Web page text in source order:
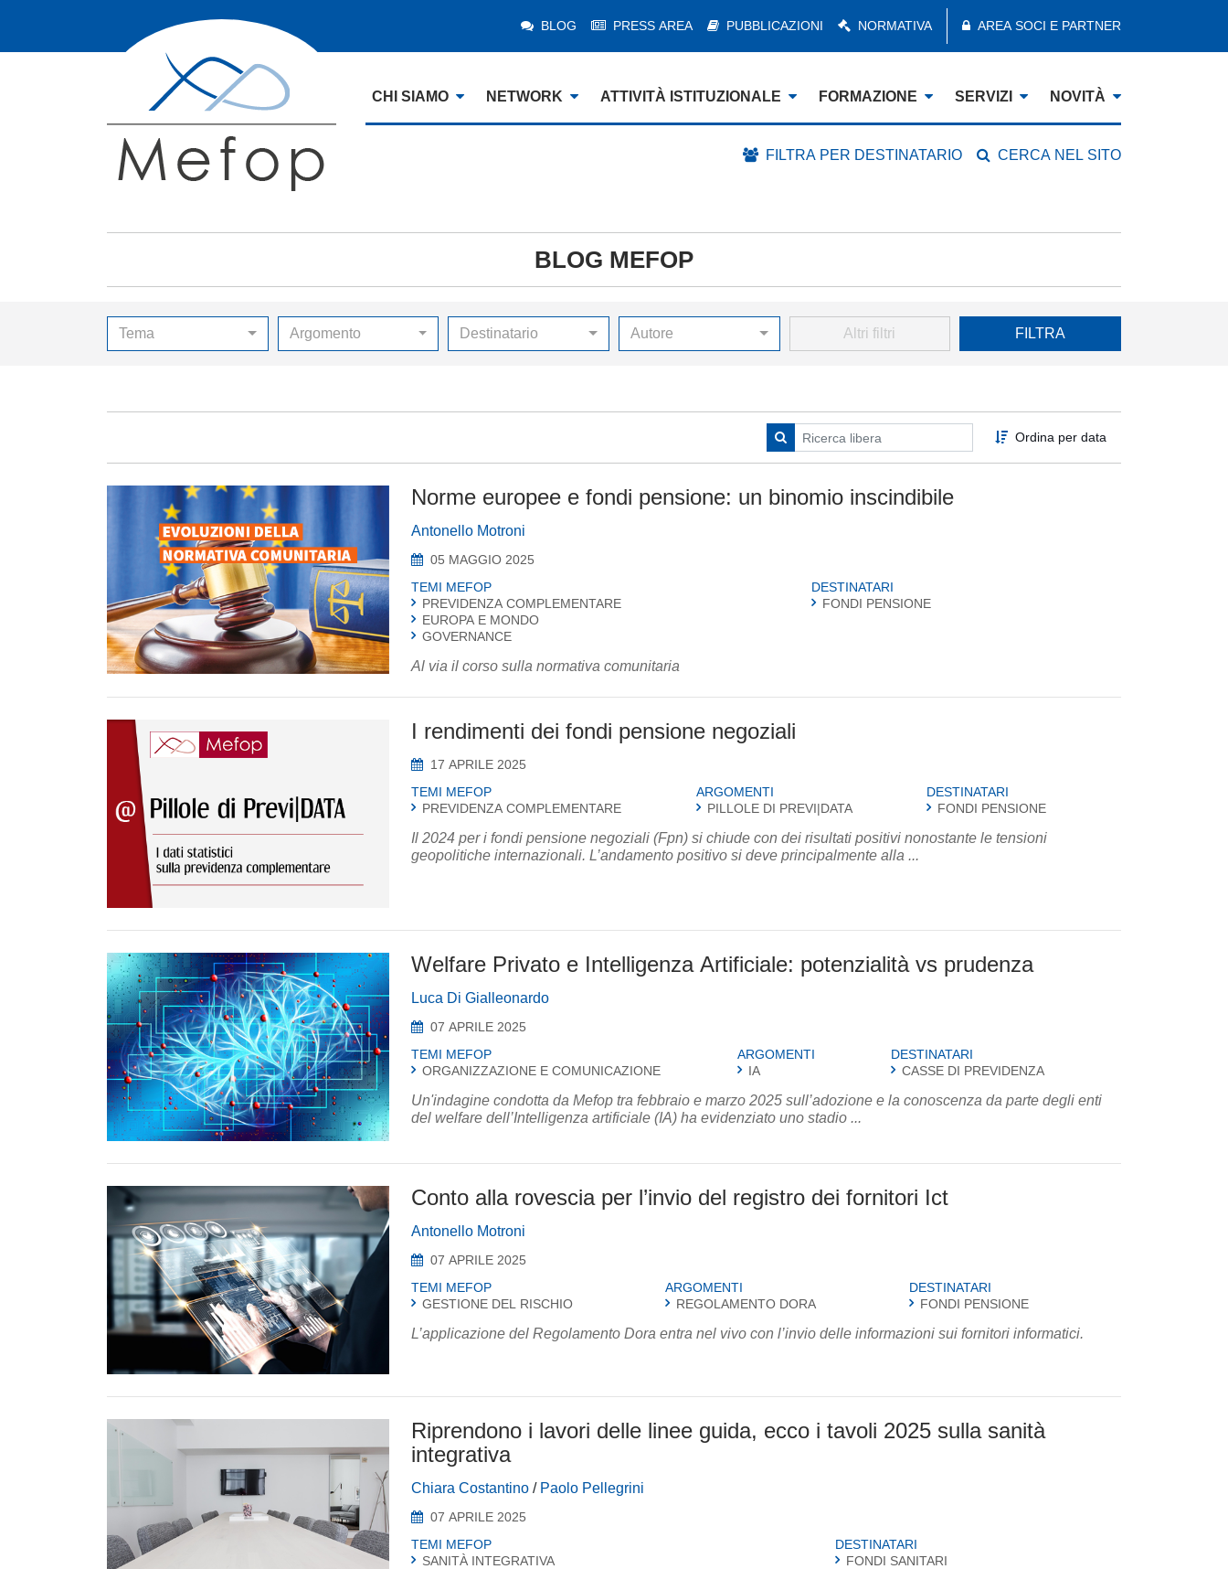
BLOG PRESS AREA PUBBLICAZIONI NORMATIVA AREA SOCI E PARTNER
CHI SIAMO NETWORK ATTIVITÀ ISTITUZIONALE FORMAZIONE SERVIZI NOVITÀ
FILTRA PER DESTINATARIO CERCA NEL SITO
BLOG MEFOP
Tema Argomento Destinatario Autore Altri filtri FILTRA
Ordina per data
Norme europee e fondi pensione: un binomio inscindibile
Antonello Motroni
05 MAGGIO 2025
TEMI MEFOP
PREVIDENZA COMPLEMENTARE
EUROPA E MONDO
GOVERNANCE
DESTINATARI
FONDI PENSIONE
Al via il corso sulla normativa comunitaria
I rendimenti dei fondi pensione negoziali
17 APRILE 2025
TEMI MEFOP
PREVIDENZA COMPLEMENTARE
ARGOMENTI
PILLOLE DI PREVI|DATA
DESTINATARI
FONDI PENSIONE
Il 2024 per i fondi pensione negoziali (Fpn) si chiude con dei risultati positivi nonostante le tensioni
geopolitiche internazionali. L’andamento positivo si deve principalmente alla ...
Welfare Privato e Intelligenza Artificiale: potenzialità vs prudenza
Luca Di Gialleonardo
07 APRILE 2025
TEMI MEFOP
ORGANIZZAZIONE E COMUNICAZIONE
ARGOMENTI
IA
DESTINATARI
CASSE DI PREVIDENZA
Un'indagine condotta da Mefop tra febbraio e marzo 2025 sull’adozione e la conoscenza da parte degli enti
del welfare dell’Intelligenza artificiale (IA) ha evidenziato uno stadio ...
Conto alla rovescia per l’invio del registro dei fornitori Ict
Antonello Motroni
07 APRILE 2025
TEMI MEFOP
GESTIONE DEL RISCHIO
ARGOMENTI
REGOLAMENTO DORA
DESTINATARI
FONDI PENSIONE
L’applicazione del Regolamento Dora entra nel vivo con l’invio delle informazioni sui fornitori informatici.
Riprendono i lavori delle linee guida, ecco i tavoli 2025 sulla sanità
integrativa
Chiara Costantino / Paolo Pellegrini
07 APRILE 2025
TEMI MEFOP
SANITÀ INTEGRATIVA
DESTINATARI
FONDI SANITARI